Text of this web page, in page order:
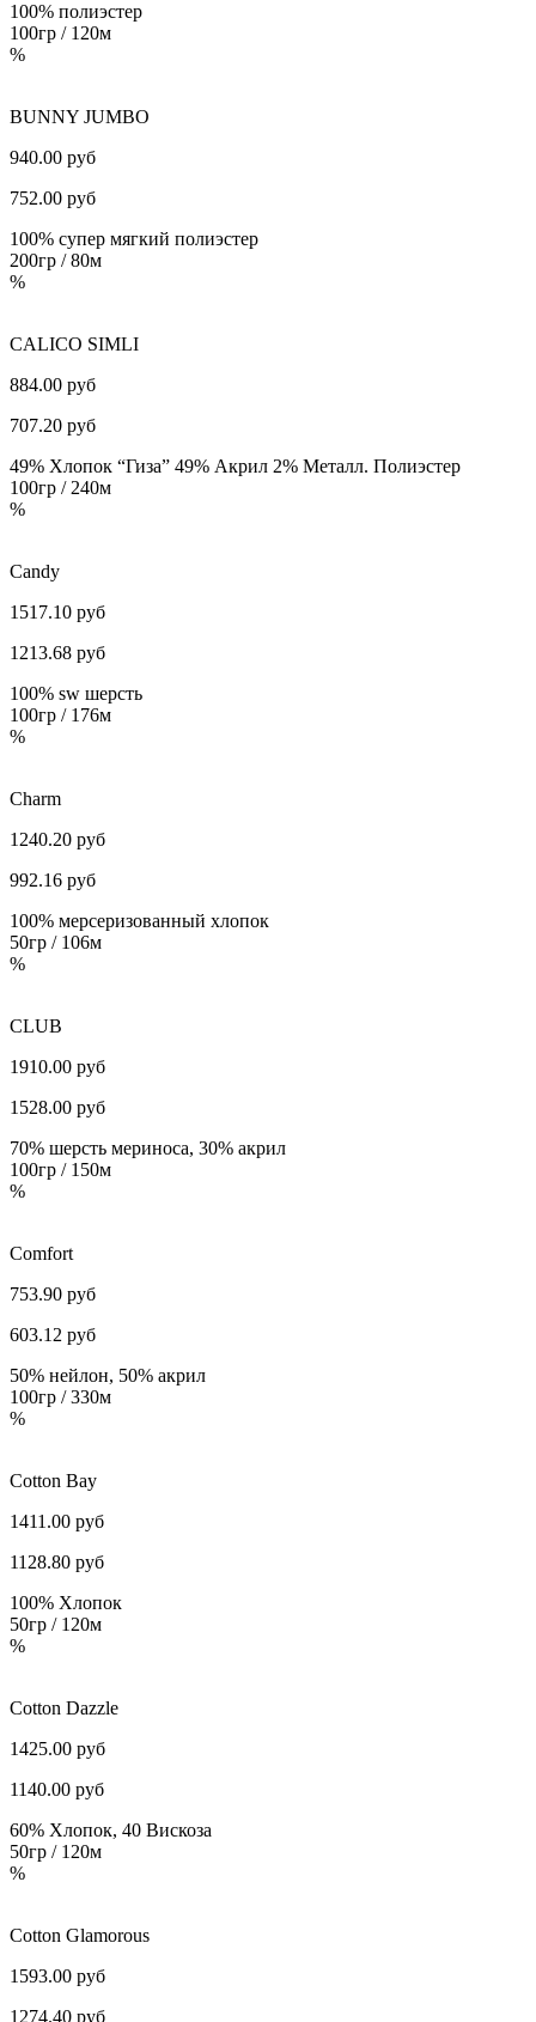
100% полиэстер
100гр / 120м
%
BUNNY JUMBO
940.00 руб
752.00 руб
100% супер мягкий полиэстер
200гр / 80м
%
CALICO SIMLI
884.00 руб
707.20 руб
49% Хлопок “Гиза” 49% Aкрил 2% Mеталл. Полиэстер
100гр / 240м
%
Candy
1517.10 руб
1213.68 руб
100% sw шерсть
100гр / 176м
%
Charm
1240.20 руб
992.16 руб
100% мерсеризованный хлопок
50гр / 106м
%
CLUB
1910.00 руб
1528.00 руб
70% шерсть мериноса, 30% акрил
100гр / 150м
%
Comfort
753.90 руб
603.12 руб
50% нейлон, 50% акрил
100гр / 330м
%
Cotton Bay
1411.00 руб
1128.80 руб
100% Хлопок
50гр / 120м
%
Cotton Dazzle
1425.00 руб
1140.00 руб
60% Хлопок, 40 Вискоза
50гр / 120м
%
Cotton Glamorous
1593.00 руб
1274.40 руб